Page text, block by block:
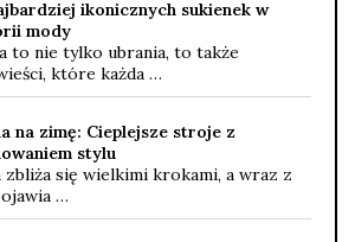
ikonicznych sukienek w
mody
to nie tylko ubrania, to także
które każda …
na zimę: Cieplejsze stroje z
stylu
zbliża się wielkimi krokami, a wraz z
…